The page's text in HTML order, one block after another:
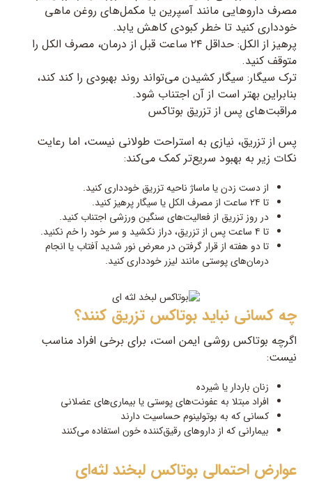
مصرف داروهایی مانند آسپرین یا مکمل‌های روغن ماهی
خودداری کنید تا خطر کبودی کاهش یابد.
پرهیز از الکل: حداقل ۲۴ ساعت قبل از درمان، مصرف الکل را
متوقف کنید.
ترک سیگار: سیگار کشیدن می‌تواند روند بهبودی را کند کند،
بنابراین بهتر است از آن اجتناب شود.
مراقبت‌های پس از تزریق بوتاکس
پس از تزریق، نیازی به استراحت طولانی نیست، اما رعایت
نکات زیر به بهبود سریع‌تر کمک می‌کند:
از دست زدن یا ماساژ ناحیه تزریق خودداری کنید.
تا ۲۴ ساعت از مصرف الکل یا سیگار پرهیز کنید.
در روز تزریق از فعالیت‌های سنگین ورزشی اجتناب کنید.
تا ۴ ساعت پس از تزریق، دراز نکشید و سر خود را خم نکنید.
تا دو هفته از قرار گرفتن در معرض نور شدید آفتاب یا انجام
درمان‌های پوستی مانند لیزر خودداری کنید.
چه کسانی نباید بوتاکس تزریق کنند؟
اگرچه بوتاکس روشی ایمن است، برای برخی افراد مناسب
نیست:
زنان باردار یا شیرده
افراد مبتلا به عفونت‌های پوستی یا بیماری‌های عضلانی
کسانی که به بوتولینوم حساسیت دارند
بیمارانی که از داروهای رقیق‌کننده خون استفاده می‌کنند
عوارض احتمالی بوتاکس لبخند لثه‌ای